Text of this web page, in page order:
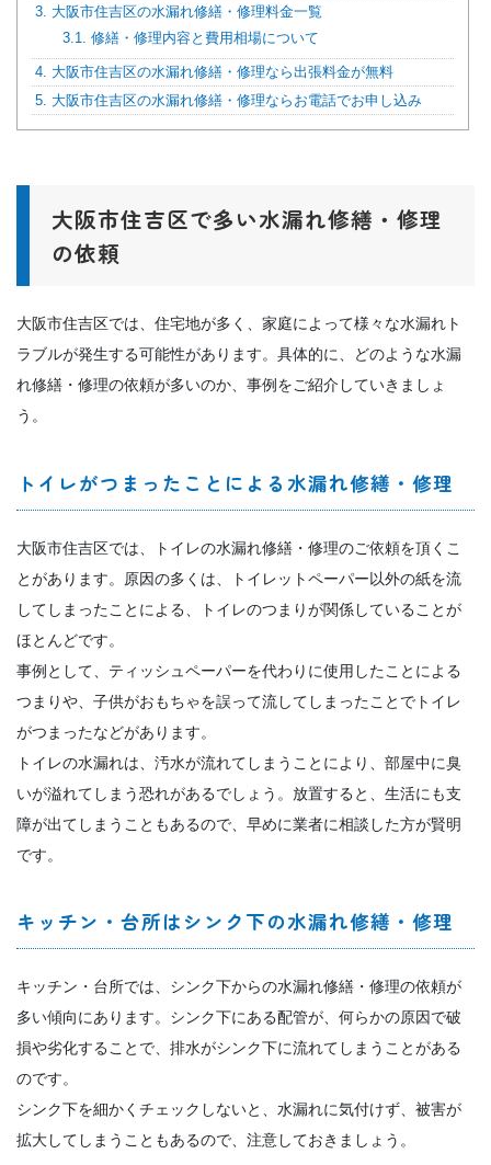
3. 大阪市住吉区の水漏れ修繕・修理料金一覧
3.1. 修繕・修理内容と費用相場について
4. 大阪市住吉区の水漏れ修繕・修理なら出張料金が無料
5. 大阪市住吉区の水漏れ修繕・修理ならお電話でお申し込み
大阪市住吉区で多い水漏れ修繕・修理
の依頼
大阪市住吉区では、住宅地が多く、家庭によって様々な水漏れト
ラブルが発生する可能性があります。具体的に、どのような水漏
れ修繕・修理の依頼が多いのか、事例をご紹介していきましょ
う。
トイレがつまったことによる水漏れ修繕・修理
大阪市住吉区では、トイレの水漏れ修繕・修理のご依頼を頂くこ
とがあります。原因の多くは、トイレットペーパー以外の紙を流
してしまったことによる、トイレのつまりが関係していることが
ほとんどです。
事例として、ティッシュペーパーを代わりに使用したことによる
つまりや、子供がおもちゃを誤って流してしまったことでトイレ
がつまったなどがあります。
トイレの水漏れは、汚水が流れてしまうことにより、部屋中に臭
いが溢れてしまう恐れがあるでしょう。放置すると、生活にも支
障が出てしまうこともあるので、早めに業者に相談した方が賢明
です。
キッチン・台所はシンク下の水漏れ修繕・修理
キッチン・台所では、シンク下からの水漏れ修繕・修理の依頼が
多い傾向にあります。シンク下にある配管が、何らかの原因で破
損や劣化することで、排水がシンク下に流れてしまうことがある
のです。
シンク下を細かくチェックしないと、水漏れに気付けず、被害が
拡大してしまうこともあるので、注意しておきましょう。